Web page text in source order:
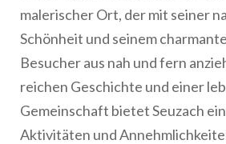
malerischer Ort, der mit seiner
Schönheit und seinem
Besucher aus nah und fern
reichen Geschichte und einer
Gemeinschaft bietet Seuzach
Aktivitäten und